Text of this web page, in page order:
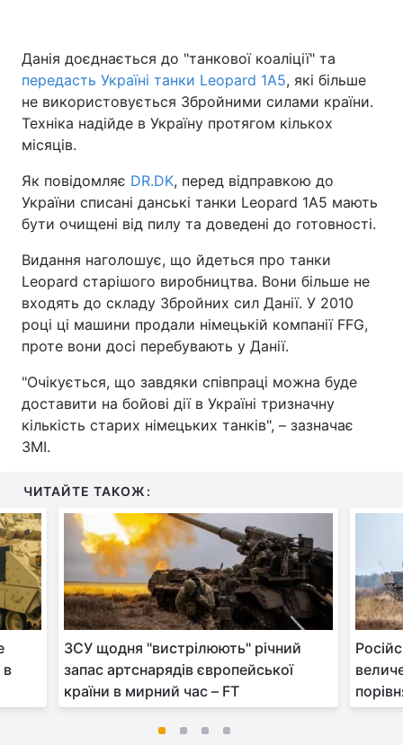
Данія доєднається до "танкової коаліції" та
передасть Україні танки Leopard 1A5, які більше
не використовується Збройними силами країни.
Техніка надійде в Україну протягом кількох
місяців.
Як повідомляє DR.DK, перед відправкою до
України списані данські танки Leopard 1A5 мають
бути очищені від пилу та доведені до готовності.
Видання наголошує, що йдеться про танки
Leopard старішого виробництва. Вони більше не
входять до складу Збройних сил Данії. У 2010
році ці машини продали німецькій компанії FFG,
проте вони досі перебувають у Данії.
"Очікується, що завдяки співпраці можна буде
доставити на бойові дії в Україні тризначну
кількість старих німецьких танків", – зазначає
ЗМІ.
ЧИТАЙТЕ ТАКОЖ:
в
ЗСУ щодня "вистрілюють" річний
запас артснарядів європейської
країни в мирний час – FT